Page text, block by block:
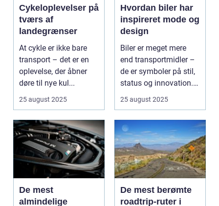
Cykeloplevelser på
tværs af
landegrænser
At cykle er ikke bare
transport – det er en
oplevelse, der åbner
døre til nye kul...
25 august 2025
Hvordan biler har
inspireret mode og
design
Biler er meget mere
end transportmidler –
de er symboler på stil,
status og innovation.
25 august 2025
De mest
almindelige
De mest berømte
roadtrip-ruter i